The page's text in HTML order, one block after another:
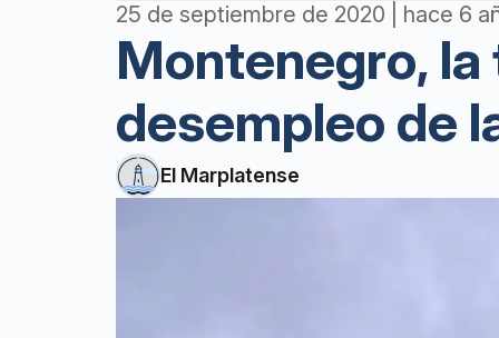
25 de septiembre de 2020 | hace 6
Montenegro,
desempleo de
El Marplatense